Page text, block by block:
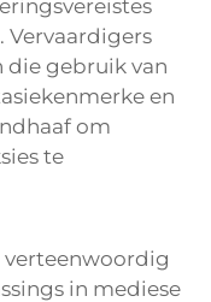
Vervaardigers
die gebruik van
en
om
te
verteenwoordig
in mediese